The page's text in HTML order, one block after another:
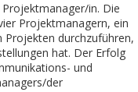
in. Die
Projektmanagern, ein
durchzuführen,
hat. Der Erfolg
und
der